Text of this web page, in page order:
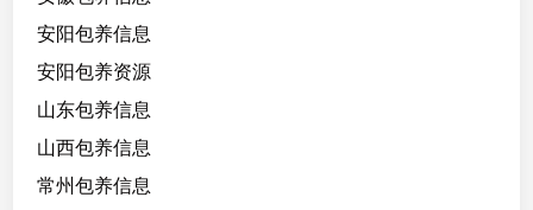
安阳包养信息
安阳包养资源
山东包养信息
山西包养信息
常州包养信息